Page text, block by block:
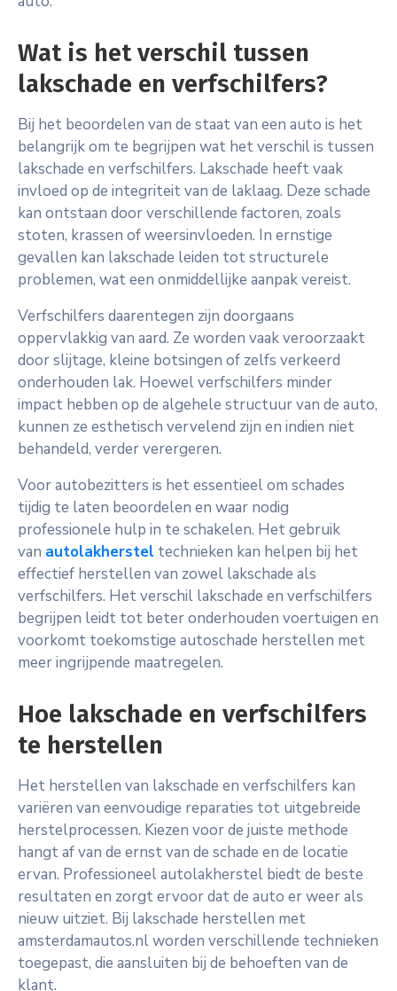
Wat is het verschil tussen
lakschade en verfschilfers?
Bij het beoordelen van de staat van een auto is het
belangrijk om te begrijpen wat het verschil is tussen
lakschade en verfschilfers. Lakschade heeft vaak
invloed op de integriteit van de laklaag. Deze schade
kan ontstaan door verschillende factoren, zoals
stoten, krassen of weersinvloeden. In ernstige
gevallen kan lakschade leiden tot structurele
problemen, wat een onmiddellijke aanpak vereist.
Verfschilfers daarentegen zijn doorgaans
oppervlakkig van aard. Ze worden vaak veroorzaakt
door slijtage, kleine botsingen of zelfs verkeerd
onderhouden lak. Hoewel verfschilfers minder
impact hebben op de algehele structuur van de auto,
kunnen ze esthetisch vervelend zijn en indien niet
behandeld, verder verergeren.
Voor autobezitters is het essentieel om schades
tijdig te laten beoordelen en waar nodig
professionele hulp in te schakelen. Het gebruik
van autolakherstel technieken kan helpen bij het
effectief herstellen van zowel lakschade als
verfschilfers. Het verschil lakschade en verfschilfers
begrijpen leidt tot beter onderhouden voertuigen en
voorkomt toekomstige autoschade herstellen met
meer ingrijpende maatregelen.
Hoe lakschade en verfschilfers
te herstellen
Het herstellen van lakschade en verfschilfers kan
variëren van eenvoudige reparaties tot uitgebreide
herstelprocessen. Kiezen voor de juiste methode
hangt af van de ernst van de schade en de locatie
ervan. Professioneel autolakherstel biedt de beste
resultaten en zorgt ervoor dat de auto er weer als
nieuw uitziet. Bij lakschade herstellen met
amsterdamautos.nl worden verschillende technieken
toegepast, die aansluiten bij de behoeften van de
klant.